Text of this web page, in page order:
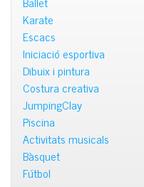
Karate
Escacs
Iniciació esportiva
Dibuix i pintura
Costura creativa
JumpingClay
Piscina
Activitats musicals
Bàsquet
Fútbol